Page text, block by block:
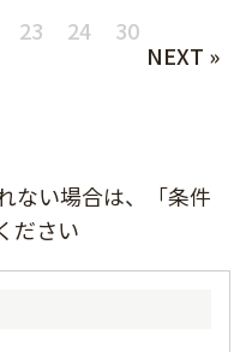
23 24
30
NEXT »
ない場合は、「条件
ださい